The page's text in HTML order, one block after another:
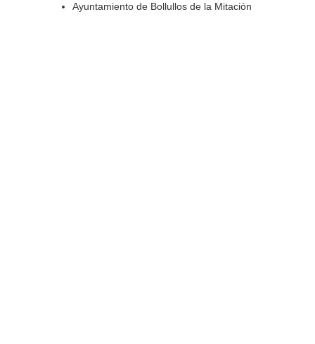
Ayuntamiento de Bollullos de la Mitación